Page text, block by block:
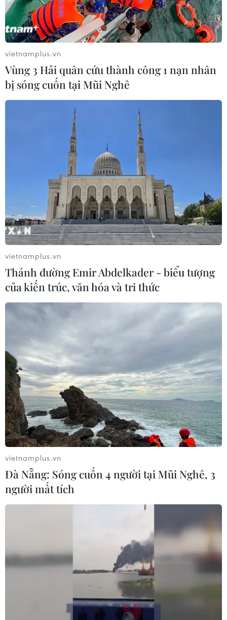
Bà Lương Thị Cẩm Tú được bầu làm Chủ
tịch Hội đồng quản trị Eximbank
Để đi đến quyết định bổ nhiệm bà Lương Thị Cẩm Tú,
Eximbank đã thực hiện quá trình đánh giá, sàng lọc các
ứng viên một cách công khai, chuyên nghiệp theo các
chuẩn mực quốc tế.
Do sự cố tiền gửi, lợi nhuận trước thuế
2018 của Eximbank giảm mạnh
13/04/2019 09:06
Năm 2019, Eximbank đặt mục tiêu lợi nhuận trước thuế
đạt 1.077 tỷ đồng, tăng 30% và tổng tài sản lên mức
181.000 tỷ đồng, tăng trưởng 18,6%.
vietnamplus.vn
Vùng 3 Hải quân cứu thành công 1 nạn nhân
bị sóng cuốn tại Mũi Nghê
vietnamplus.vn
Thánh đường Emir Abdelkader - biểu tượng
của kiến trúc, văn hóa và tri thức
vietnamplus.vn
Đà Nẵng: Sóng cuốn 4 người tại Mũi Nghê, 3
người mất tích